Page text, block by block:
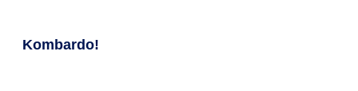
Kombardo!